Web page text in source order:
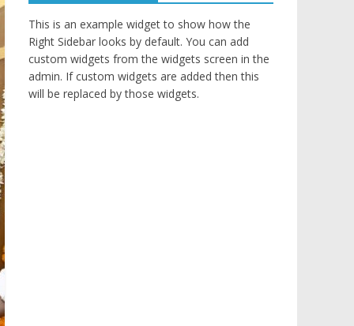
This is an example widget to show how the
Right Sidebar looks by default. You can add
custom widgets from the widgets screen in the
admin. If custom widgets are added then this
will be replaced by those widgets.